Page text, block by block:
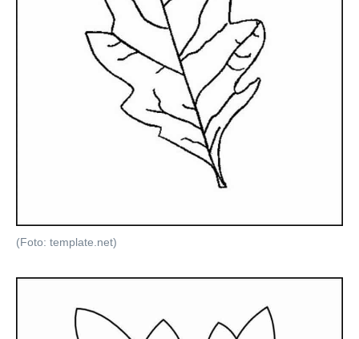
(Foto: template.net)